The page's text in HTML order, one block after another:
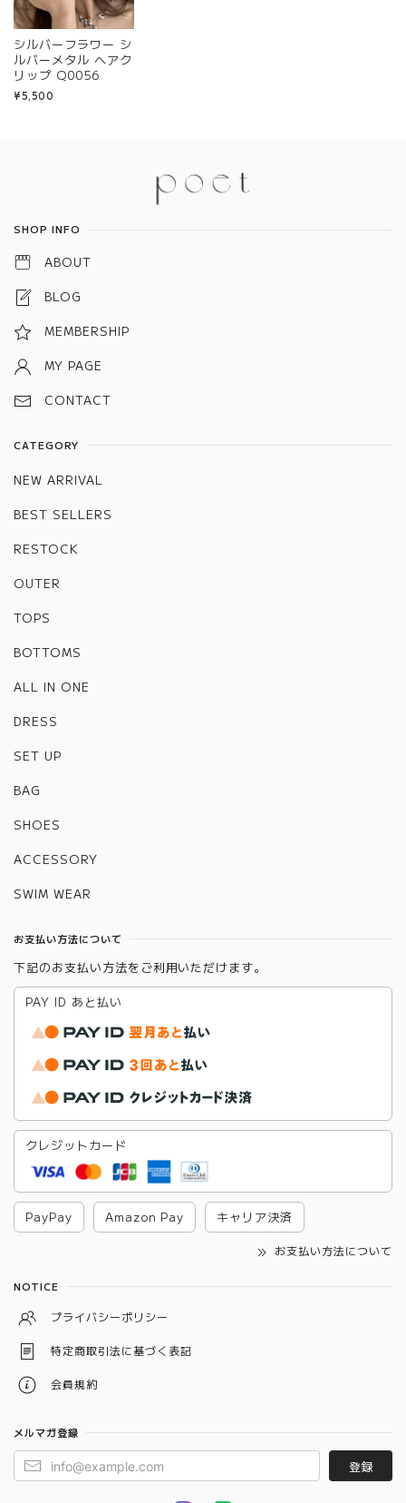
シルバーフラワー シ
ルバーメタル ヘアク
リップ Q0056
¥5,500
SHOP INFO
ABOUT
BLOG
MEMBERSHIP
MY PAGE
CONTACT
CATEGORY
NEW ARRIVAL
BEST SELLERS
RESTOCK
OUTER
TOPS
BOTTOMS
ALL IN ONE
DRESS
SET UP
BAG
SHOES
ACCESSORY
SWIM WEAR
お支払い方法について
下記のお支払い方法をご利用いただけます。
PAY ID あと払い
クレジットカード
PayPay Amazon Pay キャリア決済
お支払い方法について
NOTICE
プライバシーポリシー
特定商取引法に基づく表記
会員規約
メルマガ登録
登録